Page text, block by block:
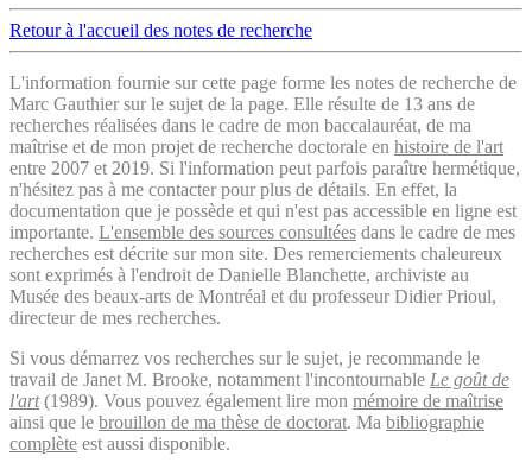
Retour à l'accueil des notes de recherche
L'information fournie sur cette page forme les notes de recherche de
Marc Gauthier sur le sujet de la page. Elle résulte de 13 ans de
recherches réalisées dans le cadre de mon baccalauréat, de ma
maîtrise et de mon projet de recherche doctorale en histoire de l'art
entre 2007 et 2019. Si l'information peut parfois paraître hermétique,
n'hésitez pas à me contacter pour plus de détails. En effet, la
documentation que je possède et qui n'est pas accessible en ligne est
importante. L'ensemble des sources consultées dans le cadre de mes
recherches est décrite sur mon site. Des remerciements chaleureux
sont exprimés à l'endroit de Danielle Blanchette, archiviste au
Musée des beaux-arts de Montréal et du professeur Didier Prioul,
directeur de mes recherches.
Si vous démarrez vos recherches sur le sujet, je recommande le
travail de Janet M. Brooke, notamment l'incontournable Le goût de
l'art(1989). Vous pouvez également lire mon mémoire de maîtrise
ainsi que le brouillon de ma thèse de doctorat. Ma bibliographie
complète est aussi disponible.